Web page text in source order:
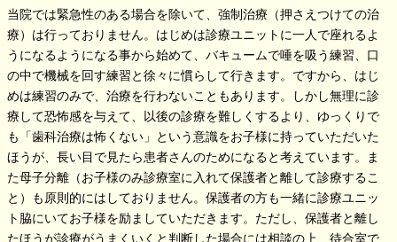
当院では緊急性のある場合を除いて、強制治療（押さえつけての治
療）は行っておりません。はじめは診療ユニットに一人で座れるよ
うになるようになる事から始めて、バキュームで唾を吸う練習、口
の中で機械を回す練習と徐々に慣らして行きます。ですから、はじ
めは練習のみで、治療を行わないこともあります。しかし無理に診
療して恐怖感を与えて、以後の診療を難しくするより、ゆっくりで
も「歯科治療は怖くない」という意識をお子様に持っていただいた
ほうが、長い目で見たら患者さんのためになると考えています。ま
た母子分離（お子様のみ診療室に入れて保護者と離して診療するこ
と）も原則的にはしておりません。保護者の方も一緒に診療ユニッ
ト脇にいてお子様を励ましていただきます。ただし、保護者と離し
たほうが診療がうまくいくと判断した場合には相談の上、待合室で